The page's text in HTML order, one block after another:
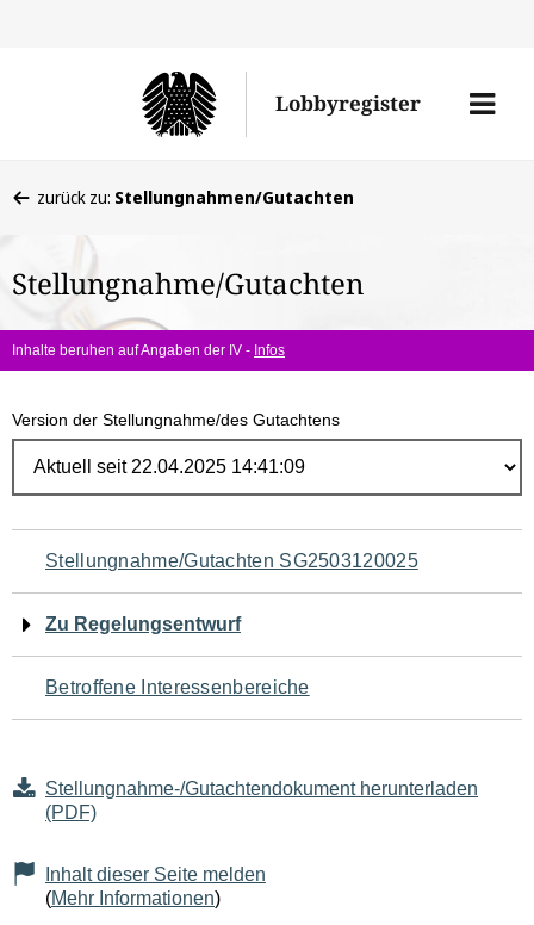
Lobbyregister
Menü
befinden
hier:
zurück zu: Stellungnahmen/Gutachten
Stellungnahme/Gutachten
Inhalte beruhen auf Angaben der IV - Infos
Version der Stellungnahme/des Gutachtens
Navigation
für
den
Seiteninhalt
Stellungnahme/Gutachten SG2503120025
Zu Regelungsentwurf
Betroffene Interessenbereiche
Stellungnahme-/Gutachtendokument herunterladen
(PDF)
Inhalt dieser Seite melden
(Mehr Informationen)